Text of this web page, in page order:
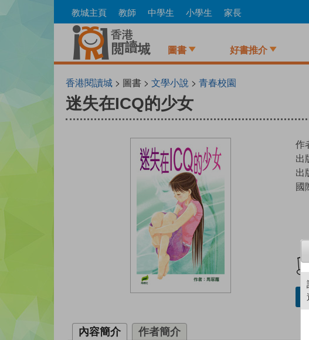
to
教城主頁 教師 中學生 小學生 家長
圖書 好書推介
香港閱讀城> 圖書 > 文學小說 > 青春校園
迷失在ICQ的少女
作
出
出
國
內容簡介 作者簡介